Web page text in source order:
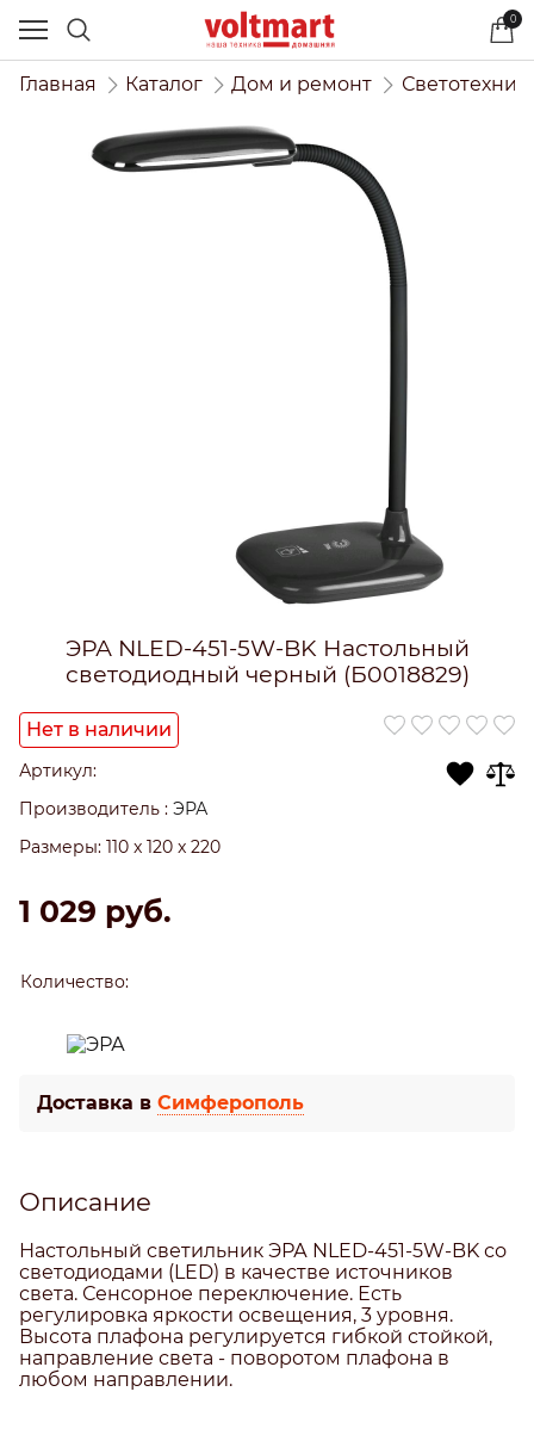
0
Главная Каталог Дом и ремонт
ЭРА NLED-451-5W-BK Настольный
светодиодный черный (Б0018829)
Нет в наличии
Артикул:
Производитель : ЭРА
Размеры: 110 x 120 x 220
1 029 руб.
Количество:
Доставка в Симферополь
Описание
Настольный светильник ЭРА NLED-451-5W-BK со
светодиодами (LED) в качестве источников
света. Сенсорное переключение. Есть
регулировка яркости освещения, 3 уровня.
Высота плафона регулируется гибкой стойкой,
направление света - поворотом плафона в
любом направлении.